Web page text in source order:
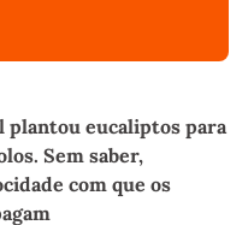
plantou eucaliptos para
Sem saber,
com que os